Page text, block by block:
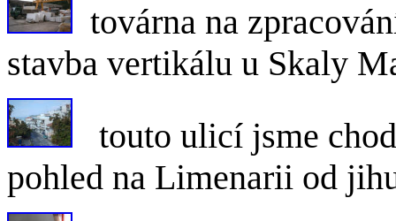
továrna na
stavba vertikálu u Skaly
touto ulicí jsme
pohled na Limenarii od